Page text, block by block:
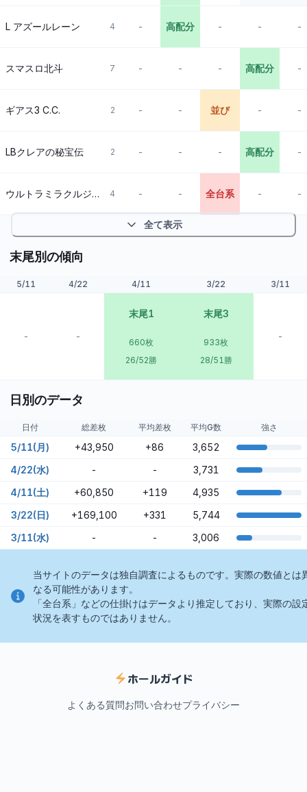
L アズールレーン 4 - 高配分 - - -
スマスロ北斗 7 - - - 高配分 -
ギアス3 C.C. 2 - - 並び - -
LBクレアの秘宝伝 2 - - - 高配分 -
ウルトラミラクルジャグラー 4 - - 全台系 - -
全て表示
末尾別の傾向
5/11 4/22 4/11 3/22 3/11
- -
末尾1
660枚
26/52勝
末尾3
933枚
28/51勝
-
日別のデータ
日付 総差枚 平均差枚 平均G数 強さ
5/11(月) +43,950 +86
3,652
4/22(水)
- -
3,731
4/11(土)
+60,850 +119
4,935
3/22(日)
+169,100 +331
5,744
3/11(水)
- - 3,006
当サイトのデータは独自調査によるものです。実際の数値とは
なる可能性があります。
「全台系」などの仕掛けはデータより推定しており、実際の設
状況を表すものではありません。
ホールガイド
よくある質問お問い合わせプライバシー